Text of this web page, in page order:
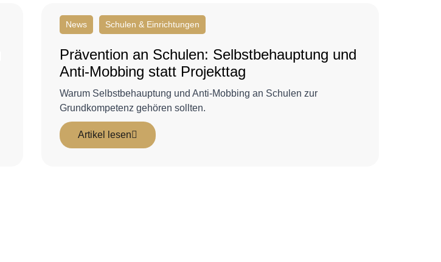
News Schulen & Einrichtungen
Prävention an Schulen: Selbstbehauptung und
Anti-Mobbing statt Projekttag
Warum Selbstbehauptung und Anti-Mobbing an Schulen zur
Grundkompetenz gehören sollten.
Artikel lesen